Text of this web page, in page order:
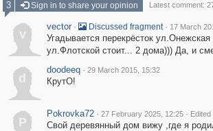
3
Sign in to share your opinion Latest comment:
v
vector · Discussed fragment · 17 March
Угадывается перекрёсток
ул.Флотской стоит... 2 дома))) Да, и
d
doodeeq · 29 March 2015, 15:32
КрутО!
P
Pokrovka72 · 27 February 2025, 12:25 ·
Свой деревянный дом вижу ,где я